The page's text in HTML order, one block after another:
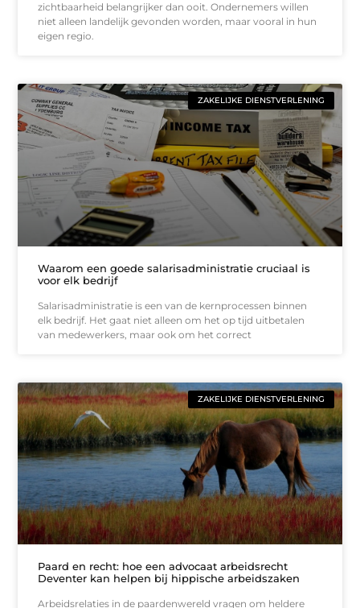
zichtbaarheid belangrijker dan ooit. Ondernemers willen
niet alleen landelijk gevonden worden, maar vooral in hun
eigen regio.
ZAKELIJKE DIENSTVERLENING
Waarom een goede salarisadministratie cruciaal is
voor elk bedrijf
Salarisadministratie is een van de kernprocessen binnen
elk bedrijf. Het gaat niet alleen om het op tijd uitbetalen
van medewerkers, maar ook om het correct
ZAKELIJKE DIENSTVERLENING
Paard en recht: hoe een advocaat arbeidsrecht
Deventer kan helpen bij hippische arbeidszaken
Arbeidsrelaties in de paardenwereld vragen om heldere